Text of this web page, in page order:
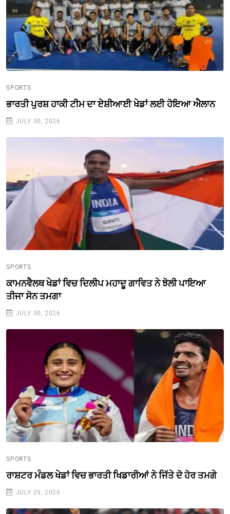
SPORTS
ਭਾਰਤੀ ਪੁਰਸ਼ ਹਾਕੀ ਟੀਮ ਦਾ ਏਸ਼ੀਆਈ ਖੇਡਾਂ ਲਈ ਹੋਇਆ ਐਲਾਨ
JULY 30, 2026
SPORTS
ਕਾਮਨਵੈਲਥ ਖੇਡਾਂ ਵਿਚ ਦਿਲੀਪ ਮਹਾਦੂ ਗਾਵਿਤ ਨੇ ਝੋਲੀ ਪਾਇਆ
ਤੀਜਾ ਸੋਨ ਤਮਗਾ
JULY 30, 2026
SPORTS
ਰਾਸ਼ਟਰ ਮੰਡਲ ਖੇਡਾਂ ਵਿਚ ਭਾਰਤੀ ਖਿਡਾਰੀਆਂ ਨੇ ਜਿੱਤੇ ਦੋ ਹੋਰ ਤਮਗੇ
JULY 29, 2026